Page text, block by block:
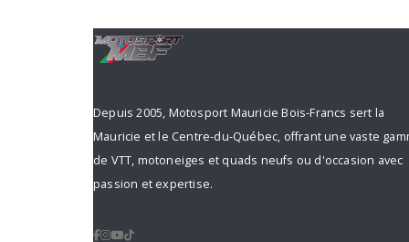
Depuis 2005, Motosport Mauricie Bois-Francs sert la
Mauricie et le Centre-du-Québec, offrant une vaste
de VTT, motoneiges et quads neufs ou d'occasion avec
passion et expertise.